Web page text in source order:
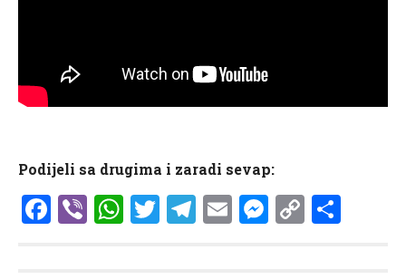
Podijeli sa drugima i zaradi sevap:
Facebook
ViberWhatsApp
Twitter
Telegram
EmailCopy